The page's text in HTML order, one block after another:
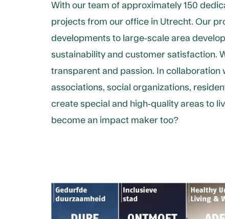
With our team of approximately 150
projects from our office in Utrecht. Our
developments to large-scale area
sustainability and customer satisfaction.
transparent and passion. In collaboration
associations, social organizations,
create special and high-quality areas to
become an impact maker too?